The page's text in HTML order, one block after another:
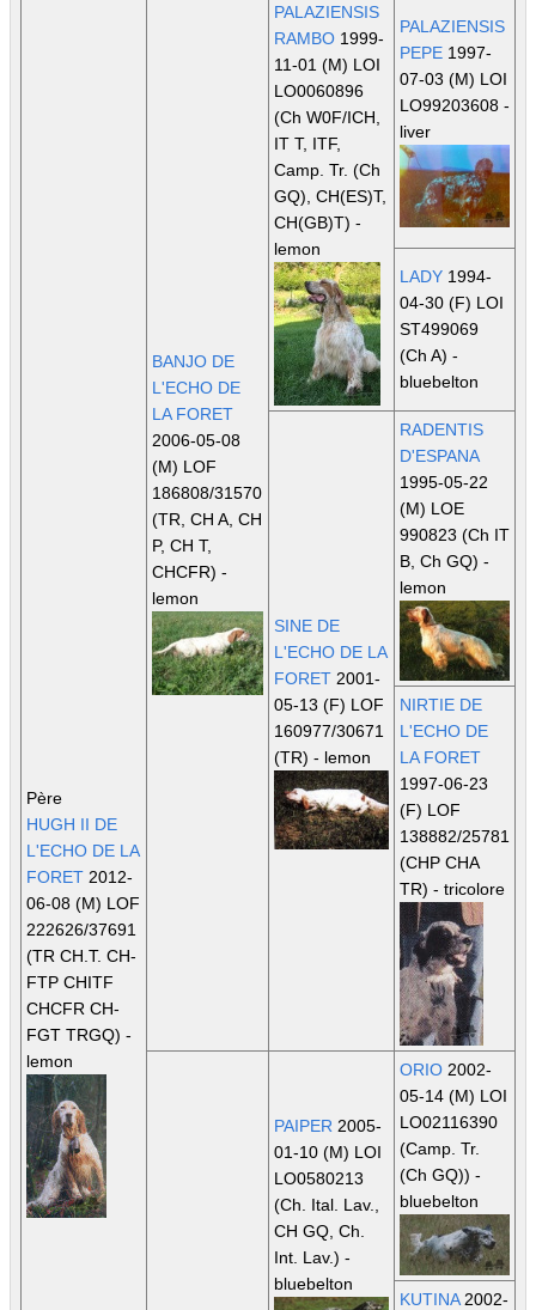
Père
HUGH II DE
L'ECHO DE LA
FORET 2012-
06-08 (M) LOF
222626/37691
(TR CH.T. CH-
FTP CHITF
CHCFR CH-
FGT TRGQ) -
lemon
BANJO DE
L'ECHO DE
LA FORET
2006-05-08
(M) LOF
186808/31570
(TR, CH A, CH
P, CH T,
CHCFR) -
lemon
PALAZIENSIS
RAMBO 1999-
11-01 (M) LOI
LO0060896
(Ch W0F/ICH,
IT T, ITF,
Camp. Tr. (Ch
GQ), CH(ES)T,
CH(GB)T) -
lemon
PALAZIENSIS
PEPE 1997-
07-03 (M) LOI
LO99203608 -
liver
LADY 1994-
04-30 (F) LOI
ST499069
(Ch A) -
bluebelton
SINE DE
L'ECHO DE LA
FORET 2001-
05-13 (F) LOF
160977/30671
(TR) - lemon
RADENTIS
D'ESPANA
1995-05-22
(M) LOE
990823 (Ch IT
B, Ch GQ) -
lemon
NIRTIE DE
L'ECHO DE
LA FORET
1997-06-23
(F) LOF
138882/25781
(CHP CHA
TR) - tricolore
PAIPER 2005-
01-10 (M) LOI
LO0580213
(Ch. Ital. Lav.,
CH GQ, Ch.
Int. Lav.) -
bluebelton
ORIO 2002-
05-14 (M) LOI
LO02116390
(Camp. Tr.
(Ch GQ)) -
bluebelton
KUTINA2002-